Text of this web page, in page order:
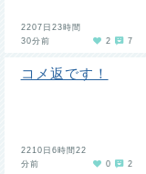
2207日23時間
30分前
2 7
コメ返です！
2210日6時間22
分前
0 2